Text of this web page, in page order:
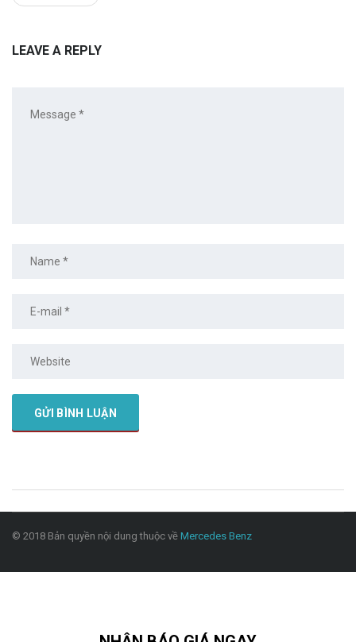
LEAVE A REPLY
© 2018 Bản quyền nội dung thuộc về Mercedes Benz